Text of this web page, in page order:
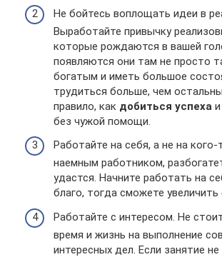
Не бойтесь воплощать идеи в
Выработайте привычку
которые рождаются в вашей
появляются они там не просто
богатым и иметь большое
трудиться больше, чем
правило, как добиться успеха
без чужой помощи.
Работайте на себя, а не на
наемным работником,
удастся. Начните работать на
благо, тогда сможете
Работайте с интересом. Не
время и жизнь на выполнение
интересных дел. Если занятие